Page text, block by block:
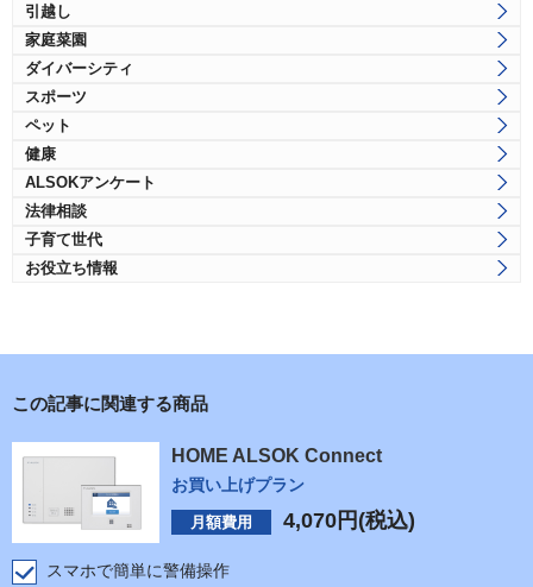
引越し
家庭菜園
ダイバーシティ
スポーツ
ペット
健康
ALSOKアンケート
法律相談
子育て世代
お役立ち情報
この記事に関連する商品
HOME ALSOK Connect
お買い上げプラン
月額費用 4,070 円(税込)
スマホで簡単に警備操作